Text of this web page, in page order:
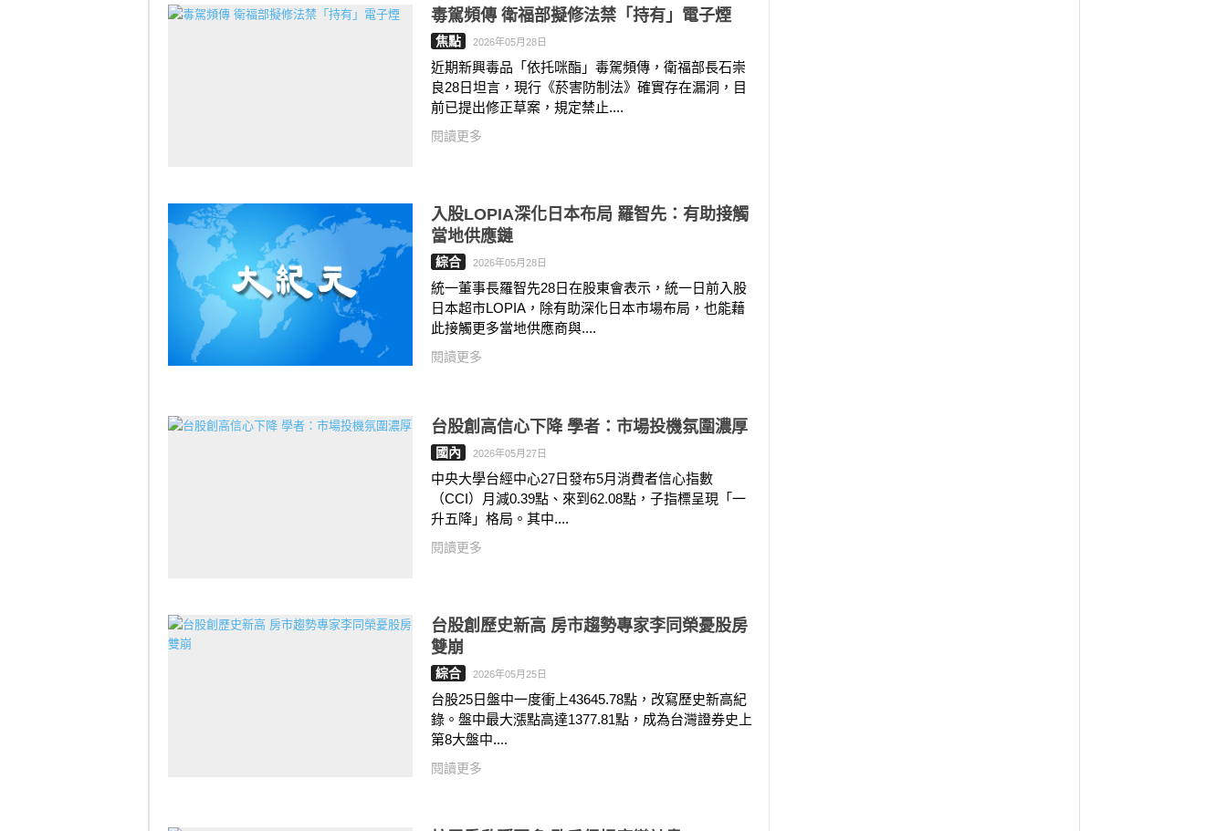
毒駕頻傳 衛福部擬修法禁「持有」電子煙
焦點 2026年05月28日
近期新興毒品「依托咪酯」毒駕頻傳，衛福部長石崇
良28日坦言，現行《菸害防制法》確實存在漏洞，目
前已提出修正草案，規定禁止....
閱讀更多
入股LOPIA深化日本布局 羅智先：有助接觸
當地供應鏈
綜合 2026年05月28日
統一董事長羅智先28日在股東會表示，統一日前入股
日本超市LOPIA，除有助深化日本市場布局，也能藉
此接觸更多當地供應商與....
閱讀更多
台股創高信心下降 學者：市場投機氛圍濃厚
國內 2026年05月27日
中央大學台經中心27日發布5月消費者信心指數
（CCI）月減0.39點、來到62.08點，子指標呈現「一
升五降」格局。其中....
閱讀更多
台股創歷史新高 房市趨勢專家李同榮憂股房
雙崩
綜合 2026年05月25日
台股25日盤中一度衝上43645.78點，改寫歷史新高紀
錄。盤中最大漲點高達1377.81點，成為台灣證券史上
第8大盤中....
閱讀更多